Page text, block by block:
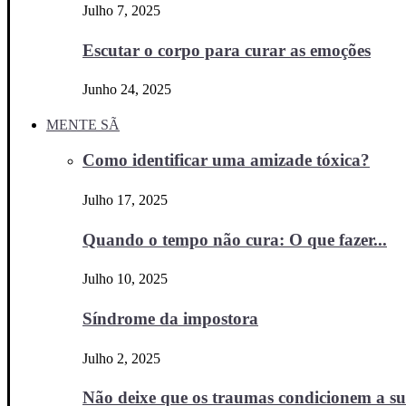
Julho 7, 2025
Escutar o corpo para curar as emoções
Junho 24, 2025
MENTE SÃ
Como identificar uma amizade tóxica?
Julho 17, 2025
Quando o tempo não cura: O que fazer...
Julho 10, 2025
Síndrome da impostora
Julho 2, 2025
Não deixe que os traumas condicionem a